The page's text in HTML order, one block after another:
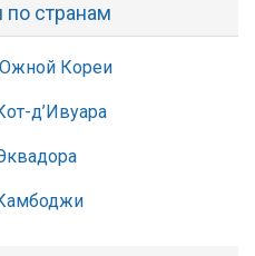
по странам
Кореи
д’Ивуара